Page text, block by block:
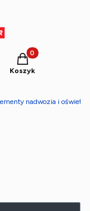
Produkty w
Koszyk
nadwozia i